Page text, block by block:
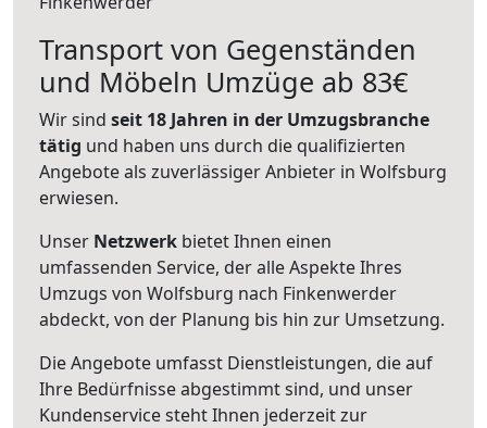
Transport von Gegenständen
und Möbeln Umzüge ab 83€
Wir sind seit 18 Jahren in der Umzugsbranche
tätig und haben uns durch die qualifizierten
Angebote als zuverlässiger Anbieter in Wolfsburg
erwiesen.
Unser Netzwerk bietet Ihnen einen
umfassenden Service, der alle Aspekte Ihres
Umzugs von Wolfsburg nach Finkenwerder
abdeckt, von der Planung bis hin zur Umsetzung.
Die Angebote umfasst Dienstleistungen, die auf
Ihre Bedürfnisse abgestimmt sind, und unser
Kundenservice steht Ihnen jederzeit zur